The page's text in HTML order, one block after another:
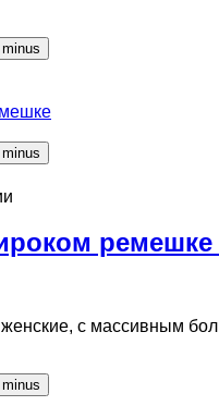
женские, с массивным